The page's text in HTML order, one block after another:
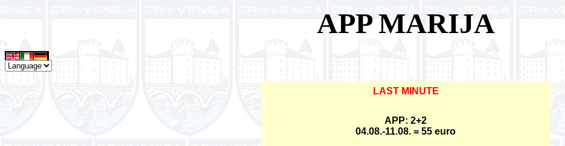
APP MARIJA
LAST MINUTE
APP: 2+2
04.08.-11.08. = 55 euro